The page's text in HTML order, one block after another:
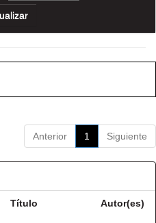
Anterior 1 Siguiente
Título Autor(es)